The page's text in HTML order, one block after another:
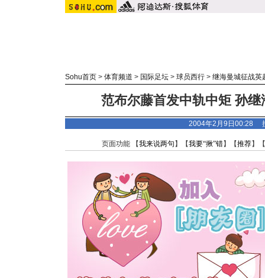
Sohu首页 > 体育频道 > 国际足坛 > 球员西行 > 继海曼城征战英
范布尔藤首发中轨中矩 孙
2004年2月9日00:28
页面功能 【我来说两句 】【我要“揪”错】【推荐】